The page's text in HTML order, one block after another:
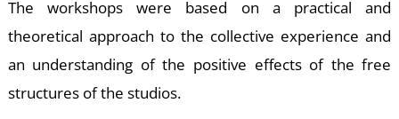
The workshops were based on a practical and
theoretical approach to the collective experience and
an understanding of the positive effects of the free
structures of the studios.